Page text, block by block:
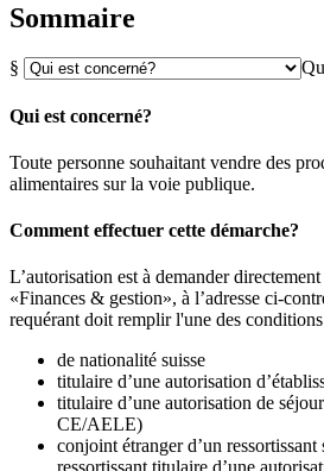
Sommaire
§
Qui est concerné?
Toute personne souhaitant vendre des
alimentaires sur la voie publique.
Comment effectuer cette démarche?
L’autorisation est à demander
«Finances & gestion», à l’adresse ci-
requérant doit remplir l'une des
de nationalité suisse
titulaire d’une autorisation
titulaire d’une autorisation de
CE/AELE)
conjoint étranger d’un ressortissant